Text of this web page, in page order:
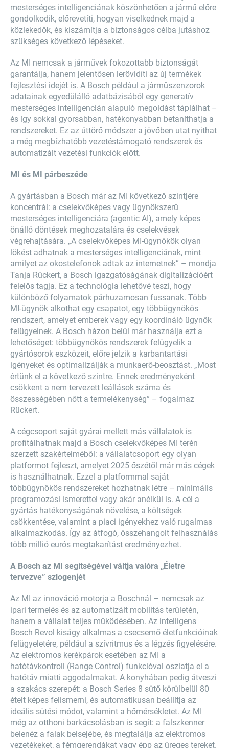
mesterséges intelligenciának köszönhetően a jármű előre
gondolkodik, előrevetíti, hogyan viselkednek majd a
közlekedők, és kiszámítja a biztonságos célba jutáshoz
szükséges következő lépéseket.
Az MI nemcsak a járművek fokozottabb biztonságát
garantálja, hanem jelentősen lerövidíti az új termékek
fejlesztési idejét is. A Bosch például a járműszenzorok
adatainak egyedülálló adatbázisából egy generatív
mesterséges intelligencián alapuló megoldást táplálhat –
és így sokkal gyorsabban, hatékonyabban betaníthatja a
rendszereket. Ez az úttörő módszer a jövőben utat nyithat
a még megbízhatóbb vezetéstámogató rendszerek és
automatizált vezetési funkciók előtt.
MI és MI párbeszéde
A gyártásban a Bosch már az MI következő szintjére
koncentrál: a cselekvőképes vagy ügynökszerű
mesterséges intelligenciára (agentic AI), amely képes
önálló döntések meghozatalára és cselekvések
végrehajtására. „A cselekvőképes MI-ügynökök olyan
lökést adhatnak a mesterséges intelligenciának, mint
amilyet az okostelefonok adtak az internetnek” – mondja
Tanja Rückert, a Bosch igazgatóságának digitalizációért
felelős tagja. Ez a technológia lehetővé teszi, hogy
különböző folyamatok párhuzamosan fussanak. Több
MI-ügynök alkothat egy csapatot, egy többügynökös
rendszert, amelyet emberek vagy egy koordináló ügynök
felügyelnek. A Bosch házon belül már használja ezt a
lehetőséget: többügynökös rendszerek felügyelik a
gyártósorok eszközeit, előre jelzik a karbantartási
igényeket és optimalizálják a munkaerő-beosztást. „Most
értünk el a következő szintre. Ennek eredményeként
csökkent a nem tervezett leállások száma és
összességében nőtt a termelékenység” – fogalmaz
Rückert.
A cégcsoport saját gyárai mellett más vállalatok is
profitálhatnak majd a Bosch cselekvőképes MI terén
szerzett szakértelméből: a vállalatcsoport egy olyan
platformot fejleszt, amelyet 2025 őszétől már más cégek
is használhatnak. Ezzel a platformmal saját
többügynökös rendszereket hozhatnak létre – minimális
programozási ismerettel vagy akár anélkül is. A cél a
gyártás hatékonyságának növelése, a költségek
csökkentése, valamint a piaci igényekhez való rugalmas
alkalmazkodás. Így az átfogó, összehangolt felhasználás
több millió eurós megtakarítást eredményezhet.
A Bosch az MI segítségével váltja valóra „Életre
tervezve” szlogenjét
Az MI az innováció motorja a Boschnál – nemcsak az
ipari termelés és az automatizált mobilitás területén,
hanem a vállalat teljes működésében. Az intelligens
Bosch Revol kiságy alkalmas a csecsemő életfunkcióinak
felügyeletére, például a szívritmus és a légzés figyelésére.
Az elektromos kerékpárok esetében az MI a
hatótávkontroll (Range Control) funkcióval oszlatja el a
hatótáv miatti aggodalmakat. A konyhában pedig átveszi
a szakács szerepét: a Bosch Series 8 sütő körülbelül 80
ételt képes felismerni, és automatikusan beállítja az
ideális sütési módot, valamint a hőmérsékletet. Az MI
még az otthoni barkácsolásban is segít: a falszkenner
belenéz a falak belsejébe, és megtalálja az elektromos
vezetékeket, a fémgerendákat vagy épp az üreges tereket.